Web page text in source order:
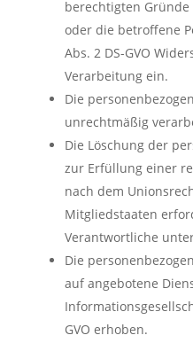
berechtigten
oder die betroffene
Abs. 2 DS-GVO
Verarbeitung ein.
Die
unrechtmäßig
Die Löschung der
zur Erfüllung einer
nach dem
Mitgliedstaaten
Verantwortliche
Die
auf angebotene
GVO erhoben.